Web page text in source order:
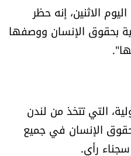
الاثنين، إنه حظر
بحقوق الإنسان ووصفها
التي تتخذ من لندن
عن حقوق الإنسان في جميع
رأي.